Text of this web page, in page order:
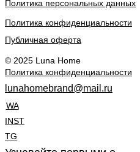
Политика персональных данных
Политика конфиденциальности
Публичная оферта
© 2025 Luna Home
Политика конфиденциальности
lunahomebrand@mail.ru
WA
INST
TG